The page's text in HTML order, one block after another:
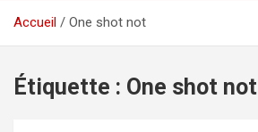
Accueil
One shot not
Étiquette : One shot not